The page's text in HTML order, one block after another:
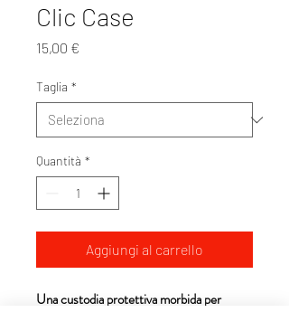
Clic Case
15,00 €
Taglia *
Quantità *
Aggiungi al carrello
Una custodia protettiva morbida per